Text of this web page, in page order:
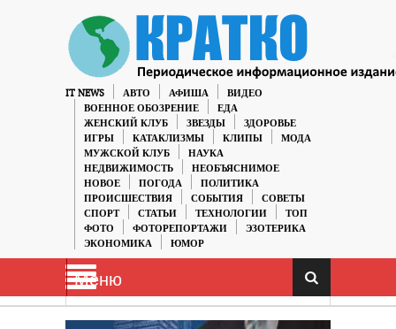
IT NEWS АВТО АФИША
ВИДЕО
ВОЕННОЕ ОБОЗРЕНИЕ
ЕДА
ЖЕНСКИЙ КЛУБ
ЗВЕЗДЫ
ЗДОРОВЬЕ
ИГРЫ
КАТАКЛИЗМЫ КЛИПЫ
МОДА
МУЖСКОЙ КЛУБ
НАУКА
НЕДВИЖИМОСТЬ
НЕОБЪЯСНИМОЕ
НОВОЕ
ПОГОДА
ПОЛИТИКА
ПРОИСШЕСТВИЯ
СОБЫТИЯ
СОВЕТЫ
СПОРТ
СТАТЬИ ТЕХНОЛОГИИ
ТОП
ФОТО
ФОТОРЕПОРТАЖИ
ЭЗОТЕРИКА
ЭКОНОМИКА
ЮМОР
Меню